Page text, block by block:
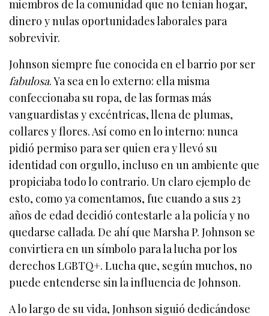
miembros de la comunidad que no tenían hogar,
dinero y nulas oportunidades laborales para
sobrevivir.
Johnson siempre fue conocida en el barrio por ser
fabulosa. Ya sea en lo externo: ella misma
confeccionaba su ropa, de las formas más
vanguardistas y excéntricas, llena de plumas,
collares y flores. Así como en lo interno: nunca
pidió permiso para ser quien era y llevó su
identidad con orgullo, incluso en un ambiente que
propiciaba todo lo contrario. Un claro ejemplo de
esto, como ya comentamos, fue cuando a sus 23
años de edad decidió contestarle a la policía y no
quedarse callada. De ahí que Marsha P. Johnson se
convirtiera en un símbolo para la lucha por los
derechos LGBTQ+. Lucha que, según muchos, no
puede entenderse sin la influencia de Johnson.
A lo largo de su vida, Jonhson siguió dedicándose